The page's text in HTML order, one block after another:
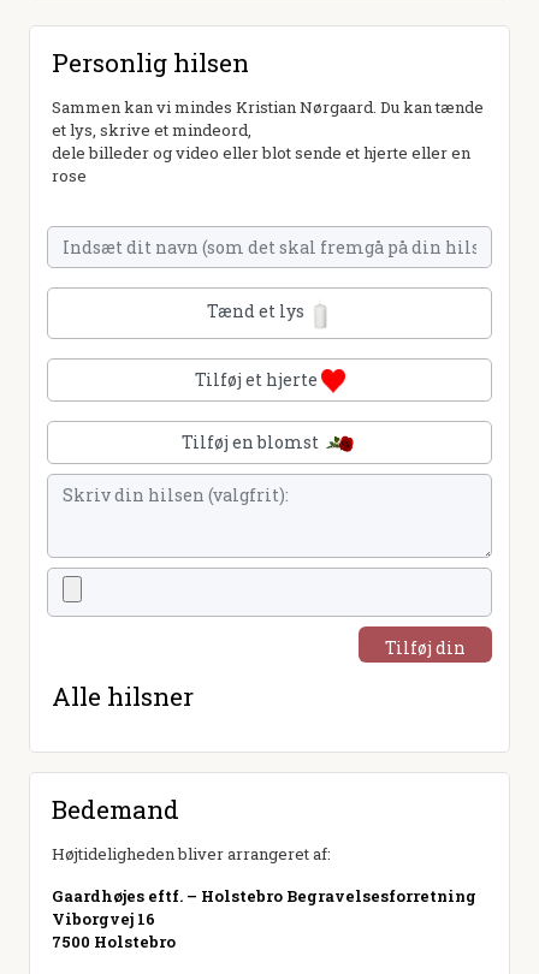
Personlig hilsen
Sammen kan vi mindes Kristian Nørgaard. Du kan tænde
et lys, skrive et mindeord,
dele billeder og video eller blot sende et hjerte eller en
rose
Tænd et lys
Tilføj et hjerte
Tilføj en blomst
Tilføj din
Alle hilsner
Bedemand
Højtideligheden bliver arrangeret af:
Gaardhøjes eftf. – Holstebro Begravelsesforretning
Viborgvej 16
7500 Holstebro